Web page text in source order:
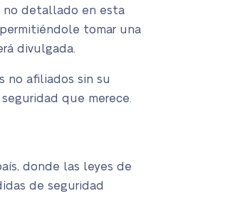
no detallado en esta
tomar una
divulgada.
no afiliados sin su
que merece.
donde las leyes de
de seguridad